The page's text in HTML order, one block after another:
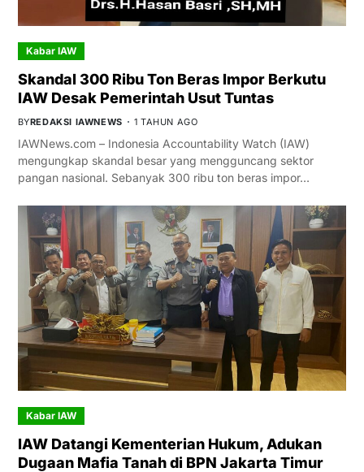
Kabar IAW
Skandal 300 Ribu Ton Beras Impor Berkutu
IAW Desak Pemerintah Usut Tuntas
BYREDAKSI IAWNEWS 1 TAHUN AGO
IAWNews.com – Indonesia Accountability Watch (IAW)
mengungkap skandal besar yang mengguncang sektor
pangan nasional. Sebanyak 300 ribu ton beras impor…
Kabar IAW
IAW Datangi Kementerian Hukum, Adukan
Dugaan Mafia Tanah di BPN Jakarta Timur